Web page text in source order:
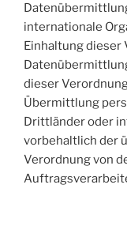
internationale
Einhaltung dieser
dieser
Übermittlung
Drittländer oder
vorbehaltlich der
Verordnung von